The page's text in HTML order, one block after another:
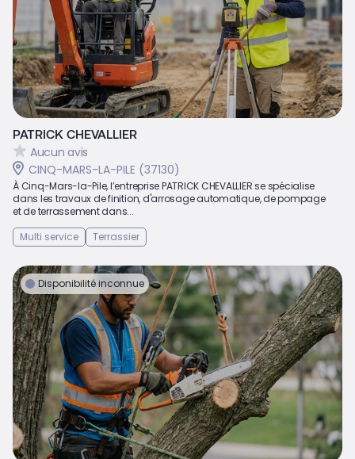
PATRICK CHEVALLIER
Aucun avis
CINQ-MARS-LA-PILE (37130)
À Cinq-Mars-la-Pile, l’entreprise PATRICK CHEVALLIER se spécialise
dans les travaux de finition, d'arrosage automatique, de pompage
et de terrassement dans...
Multi service
Terrassier
Disponibilité inconnue